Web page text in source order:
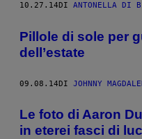
10.27.14 DI ANTONELLA DI
Pillole di sole per
dell’estate
09.08.14DI JOHNNY
Le foto di Aaron
in eterei fasci di